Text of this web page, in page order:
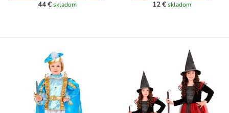
44 €skladom
12 €skladom